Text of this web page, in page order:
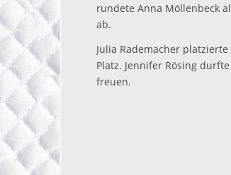
rundete Anna Möllenbeck
ab.
Julia Rademacher
Platz. Jennifer Rösing
freuen.